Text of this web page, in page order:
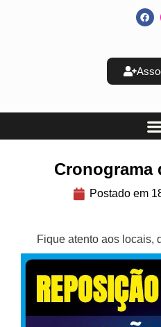
Cronograma
Postado em
Fique atento aos locais,